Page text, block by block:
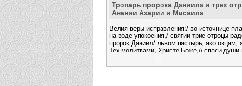
Тропарь пророка Даниила и трех
Анании Азарии и Мисаила
Велия веры исправления:/ во источнице
на воде упокоения,/ святии трие отроцы
пророк Даниил/ львом пастырь, яко овцам,
Тех молитвами, Христе Боже,// спаси души